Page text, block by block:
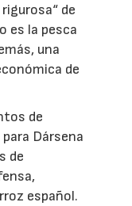
de
es la pesca
una
de
de
Dársena
de
español.